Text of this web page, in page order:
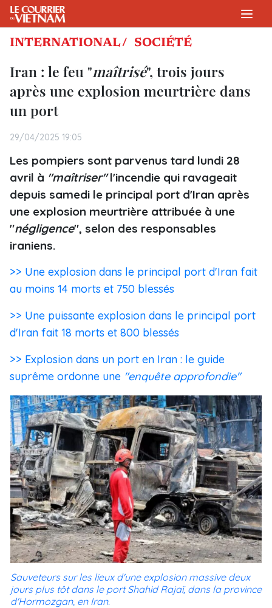
INTERNATIONAL / SOCIÉTÉ
Iran : le feu "maîtrisé", trois jours
après une explosion meurtrière dans
un port
29/04/2025 19:05
Les pompiers sont parvenus tard lundi 28
avril à "maîtriser"l'incendie qui ravageait
depuis samedi le principal port d'Iran après
une explosion meurtrière attribuée à une
"négligence", selon des responsables
iraniens.
>> Une explosion dans le principal port d'Iran fait
au moins 14 morts et 750 blessés
>> Une puissante explosion dans le principal port
d'Iran fait 18 morts et 800 blessés
>> Explosion dans un port en Iran : le guide
suprême ordonne une "enquête approfondie"
Sauveteurs sur les lieux d'une explosion massive deux
jours plus tôt dans le port Shahid Rajaï, dans la province
d'Hormozgan, en Iran.